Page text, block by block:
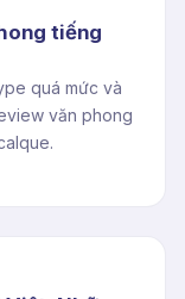
tiếng
quá mức và
văn phong